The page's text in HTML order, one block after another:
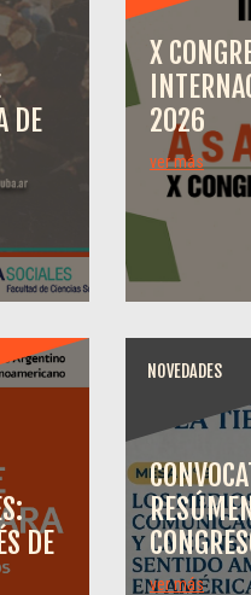
DE
X
2026
ver más
DE
NOVEDADES
ver más